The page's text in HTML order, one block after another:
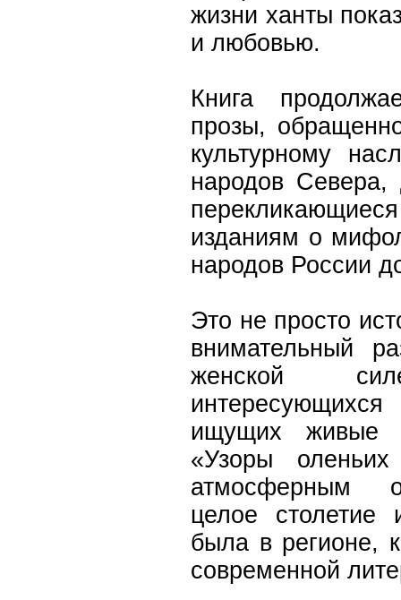
жизни ханты
и любовью.
Книга
прозы,
культурному
народов
изданиям о
народов России
Это не просто
внимательный
женской
ищущих живые
«Узоры
атмосферным
целое столетие
была в регионе,
современной